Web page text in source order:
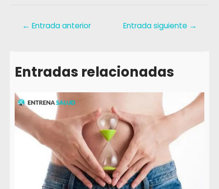
← Entrada anterior Entrada siguiente →
Entradas relacionadas